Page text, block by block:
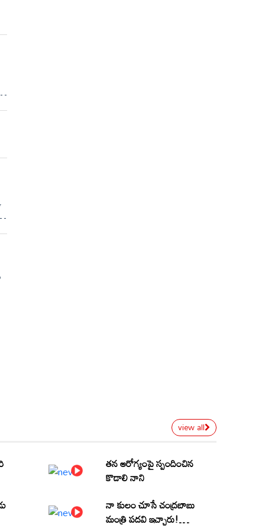
view all
తన ఆరోగ్యంపై స్పందించిన
కొడాలి నాని
నా కులం చూసే చంద్రబాబు
మంత్రి పదవి ఇచ్చారు!